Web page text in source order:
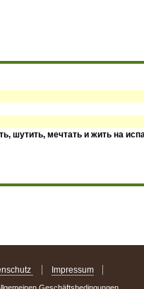
шутить, мечтать и жить на
Impressum